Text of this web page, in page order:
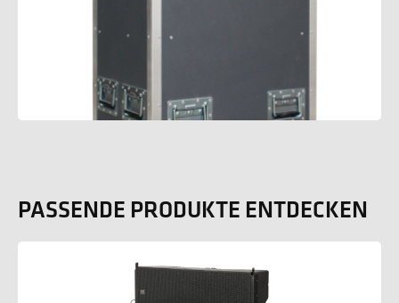
PASSENDE PRODUKTE ENTDECKEN